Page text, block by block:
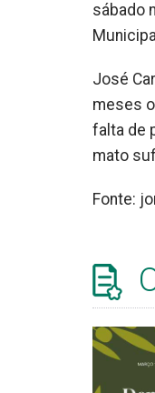
sábado
José
meses
falta de
mato
Fonte: